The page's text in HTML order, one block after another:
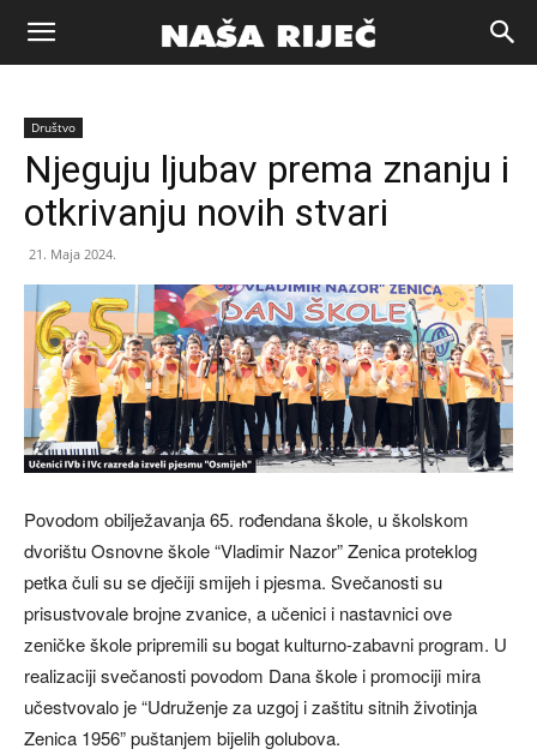
Naša
riječ
Društvo
Njeguju ljubav prema znanju i
otkrivanju novih stvari
21. Maja 2024.
Povodom obilježavanja 65. rođendana škole, u školskom
dvorištu Osnovne škole “Vladimir Nazor” Zenica proteklog
petka čuli su se dječiji smijeh i pjesma. Svečanosti su
prisustvovale brojne zvanice, a učenici i nastavnici ove
zeničke škole pripremili su bogat kulturno-zabavni program. U
realizaciji svečanosti povodom Dana škole i promociji mira
učestvovalo je “Udruženje za uzgoj i zaštitu sitnih životinja
Zenica 1956” puštanjem bijelih golubova.